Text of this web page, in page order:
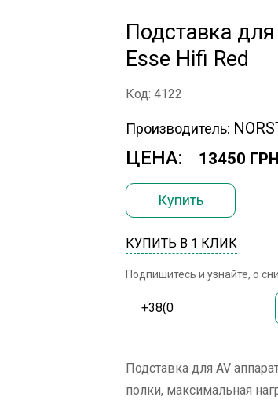
Подставка
Esse Hifi Red
Код: 4122
Производитель:
ЦЕНА: 13450 ГРН
Купить
КУПИТЬ В 1 КЛИК
Подпишитесь и узнайте, о
Подставка для AV
полки, максимальная